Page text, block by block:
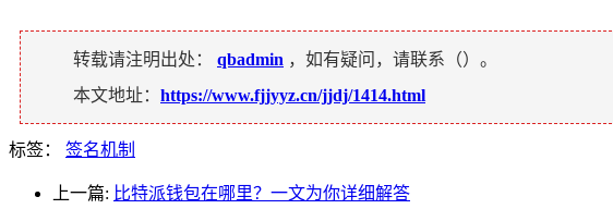
转载请注明出处： qbadmin ，如有疑问，请联系（）。
本文地址： https://www.fjjyyz.cn/jjdj/1414.html
标签： 签名机制
上一篇: 比特派钱包在哪里？一文为你详细解答